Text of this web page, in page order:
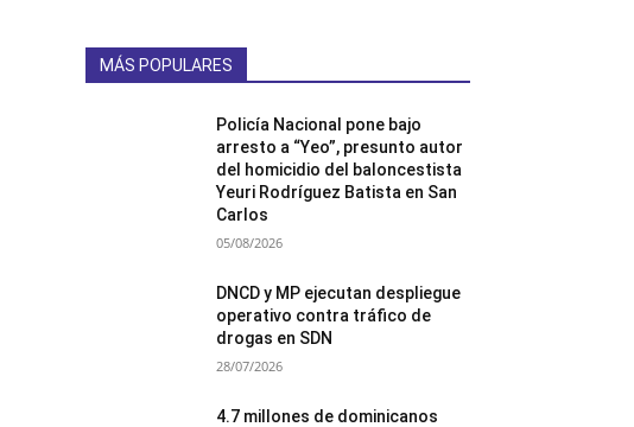
MÁS POPULARES
Policía Nacional pone bajo
arresto a “Yeo”, presunto autor
del homicidio del baloncestista
Yeuri Rodríguez Batista en San
Carlos
05/08/2026
DNCD y MP ejecutan despliegue
operativo contra tráfico de
drogas en SDN
28/07/2026
4.7 millones de dominicanos